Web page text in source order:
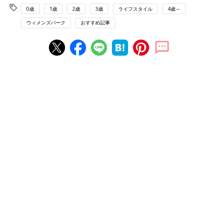
ん、生徒氏名、誕生日、住所電話番号どころか、両親の名前や勤
務先まで書かれた名簿が配られたりして。でもクレームになるこ
とも無かったような」
「ブルマー。体操着です。今のハーフパンツ、出始めた頃は中途
0歳 1歳 2歳 3歳 ライフスタイル 4歳～
ウィメンズパーク おすすめ記事